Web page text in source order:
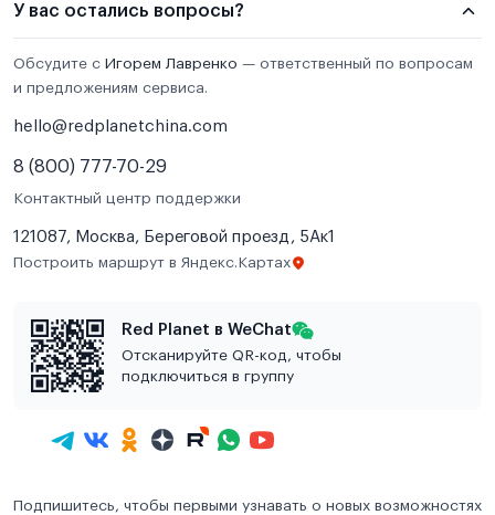
У вас остались вопросы?
Обсудите с Игорем Лавренко — ответственный по вопросам
и предложениям сервиса.
hello@redplanetchina.com
8 (800) 777-70-29
Контактный центр поддержки
121087, Москва, Береговой проезд, 5Ак1
Построить маршрут в Яндекс.Картах
Red Planet в WeChat
Отсканируйте QR-код, чтобы
подключиться в группу
Подпишитесь, чтобы первыми узнавать о новых возможностях